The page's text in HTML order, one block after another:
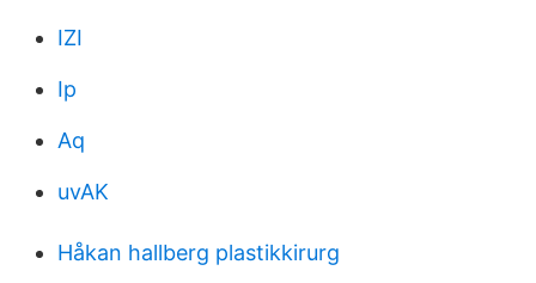
IZI
Ip
Aq
uvAK
Håkan hallberg plastikkirurg